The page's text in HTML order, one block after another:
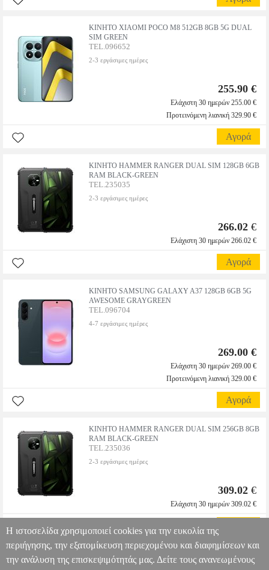
ΚΙΝΗΤΟ XIAOMI POCO M8 512GB 8GB 5G DUAL
SIM GREEN
TEL.096652
2-3 εργάσιμες ημέρες
255.90 €
Ελάχιστη 30 ημερών 255.00 €
Προτεινόμενη λιανική 329.90 €
Αγορά
ΚΙΝΗΤΟ HAMMER RANGER DUAL SIM 128GB 6GB
RAM BLACK-GREEN
TEL.235035
2-3 εργάσιμες ημέρες
266.02 €
Ελάχιστη 30 ημερών 266.02 €
Αγορά
ΚΙΝΗΤΟ SAMSUNG GALAXY A37 128GB 6GB 5G
AWESOME GRAYGREEN
TEL.096704
4-7 εργάσιμες ημέρες
269.00 €
Ελάχιστη 30 ημερών 269.00 €
Προτεινόμενη λιανική 329.00 €
Αγορά
ΚΙΝΗΤΟ HAMMER RANGER DUAL SIM 256GB 8GB
RAM BLACK-GREEN
TEL.235036
2-3 εργάσιμες ημέρες
309.02 €
Ελάχιστη 30 ημερών 309.02 €
Η ιστοσελίδα χρησιμοποιεί cookies για την ευκολία της
περιήγησης, την εξατομίκευση περιεχομένου και διαφημίσεων και
την ανάλυση της επισκεψιμότητάς μας. Δείτε τους ανανεωμένους